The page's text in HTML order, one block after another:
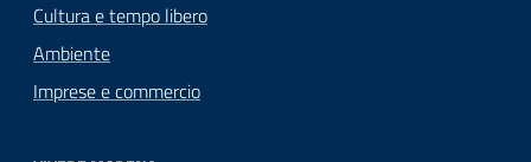
Cultura e tempo libero
Ambiente
Imprese e commercio